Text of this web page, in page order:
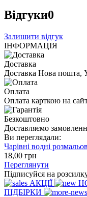
Відгуки0
Залишити відгук
ІНФОРМАЦІЯ
Доставка
Доставка Нова пошта,
Оплата
Оплата карткою на
Безкоштовно
Доставляємо
Ви переглядали:
Чарівні водні
18,00 грн
Переглянути
Підписуйся на
АКЦІЇ
ПІДБІРКИ